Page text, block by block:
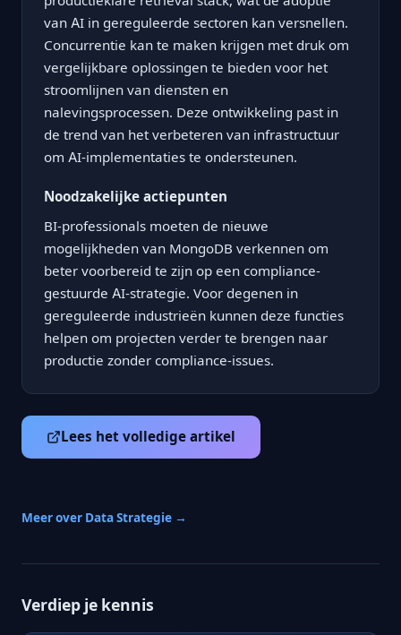
van AI in gereguleerde sectoren kan versnellen.
Concurrentie kan te maken krijgen met druk om
vergelijkbare oplossingen te bieden voor het
stroomlijnen van diensten en
nalevingsprocessen. Deze ontwikkeling past in
de trend van het verbeteren van infrastructuur
om AI-implementaties te ondersteunen.
Noodzakelijke actiepunten
BI-professionals moeten de nieuwe
mogelijkheden van MongoDB verkennen om
beter voorbereid te zijn op een compliance-
gestuurde AI-strategie. Voor degenen in
gereguleerde industrieën kunnen deze functies
helpen om projecten verder te brengen naar
productie zonder compliance-issues.
Lees het volledige artikel
Meer over Data Strategie →
Verdiep je kennis